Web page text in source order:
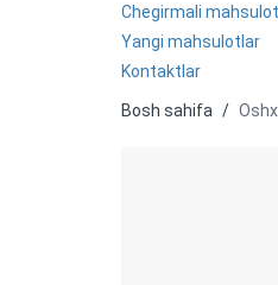
Chegirmali
Yangi mahsulotlar
Kontaktlar
Bosh sahifa